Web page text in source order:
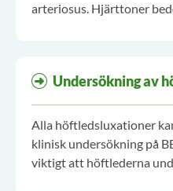
arteriosus. Hjärttoner
Undersökning av
Alla höftledsluxationer
klinisk undersökning på
viktigt att höftlederna